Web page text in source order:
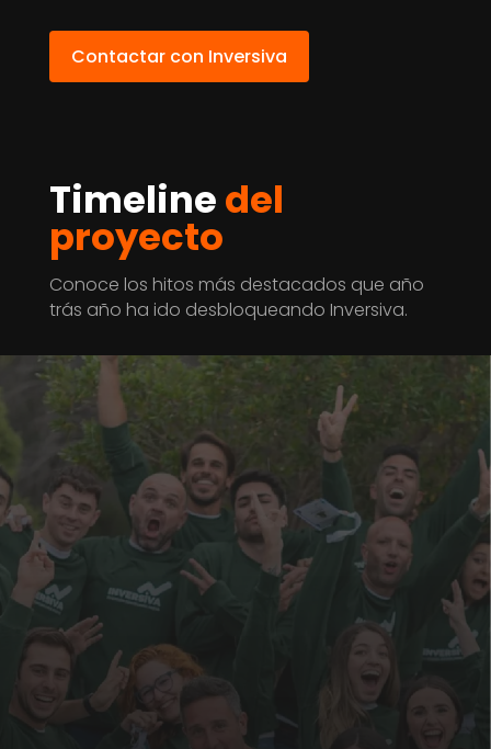
Contactar con Inversiva
Timelinedel
proyecto
Conoce los hitos más destacados que año
trás año ha ido desbloqueando Inversiva.